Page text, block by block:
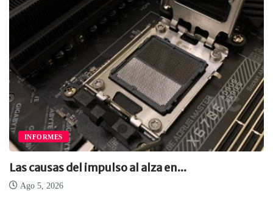
INFORMES
Las causas del impulso al alza en...
Ago 5, 2026